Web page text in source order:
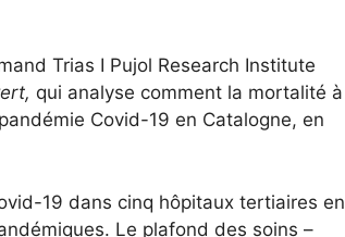
Trias I Pujol Research Institute
qui analyse comment la mortalité à
Covid-19 en Catalogne, en
19 dans cinq hôpitaux tertiaires en
Le plafond des soins –